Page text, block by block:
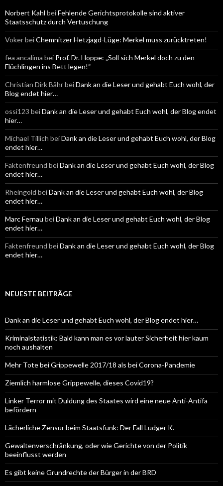
c
h
:
Norbert Kahl beiFehlende Gerichtsprotokolle sind aktiver
Staatsschutz durch Vertuschung
VokerbeiChemnitzer Hetzjagd-Lüge: Merkel muss zurücktreten!
fea ancalima bei Prof. Dr. Hoppe: „Soll sich Merkel doch zu den
Flüchlingen ins Bett legen!“
Christian Dirk BährbeiDank an die Leser und gehabt Euch wohl, der
Blog endet hier…
ossi123 beiDank an die Leser und gehabt Euch wohl, der Blog endet
hier…
Michael Tillich beiDank an die Leser und gehabt Euch wohl, der Blog
endet hier…
Faktenfreund beiDank an die Leser und gehabt Euch wohl, der Blog
endet hier…
Rheingold beiDank an die Leser und gehabt Euch wohl, der Blog
endet hier…
Marc Fernau beiDank an die Leser und gehabt Euch wohl, der Blog
endet hier…
Faktenfreund beiDank an die Leser und gehabt Euch wohl, der Blog
endet hier…
NEUESTE BEITRÄGE
Dank an die Leser und gehabt Euch wohl, der Blog endet hier…
Kriminalstatistik: Bald kann man es vor lauter Sicherheit hier kaum
noch aushalten
Mehr Tote bei Grippewelle 2017/18 als bei Corona-Pandemie
Ziemlich harmlose Grippewelle, dieses Covid19?
Linker Terror mit Duldung des Staates wird eine neue Anti-Antifa
befördern
Lächerliche Zensur beim Staatsfunk: Der Fall Ludger K.
Gewaltenverschränkung, oder wie Gerichte von der Politik
beeinflusst werden
Es gibt keine Grundrechte der Bürger in der BRD